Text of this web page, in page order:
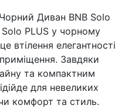
Диван BNB Solo
PLUS у чорному
втілення елегантності
Завдяки
та компактним
для невеликих
комфорт та стиль.